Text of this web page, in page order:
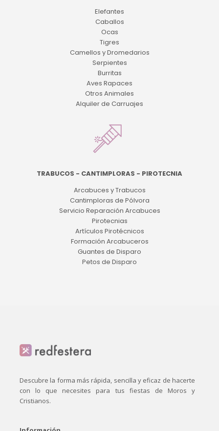
Elefantes
Caballos
Ocas
Tigres
Camellos y Dromedarios
Serpientes
Burritas
Aves Rapaces
Otros Animales
Alquiler de Carruajes
TRABUCOS - CANTIMPLORAS - PIROTECNIA
Arcabuces y Trabucos
Cantimploras de Pólvora
Servicio Reparación Arcabuces
Pirotecnias
Artículos Pirotécnicos
Formación Arcabuceros
Guantes de Disparo
Petos de Disparo
Descubre la forma más rápida, sencilla y eficaz de hacerte
con lo que necesites para tus fiestas de Moros y
Cristianos.